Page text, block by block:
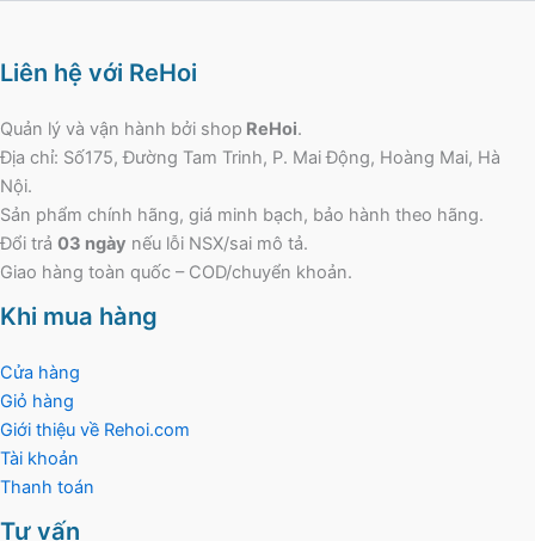
Liên hệ với ReHoi
Quản lý và vận hành bởi shop ReHoi.
Địa chỉ: Số175, Đường Tam Trinh, P. Mai Động, Hoàng Mai, Hà
Nội.
Sản phẩm chính hãng, giá minh bạch, bảo hành theo hãng.
Đổi trả 03 ngày nếu lỗi NSX/sai mô tả.
Giao hàng toàn quốc – COD/chuyển khoản.
Khi mua hàng
Cửa hàng
Giỏ hàng
Giới thiệu về Rehoi.com
Tài khoản
Thanh toán
Tư vấn